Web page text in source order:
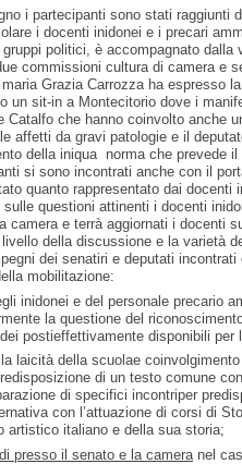
i partecipanti sono stati raggiunti
i docenti inidonei e i precari
politici, è accompagnato dalla
commissioni cultura di camera e
Grazia Carrozza ha espresso
un sit-in a Montecitorio dove i
Catalfo che hanno coinvolto anche
affetti da gravi patologie e il
della iniqua norma che prevede
si sono incontrati anche con il
quanto rappresentato dai
questioni attinenti i docenti
camera e terrà aggiornati i docenti
della discussione e la varietà
dei senatiri e deputati
mobilitazione:
inidonei e del personale precario
la questione del
postieffettivamente disponibili per
laicità della scuolae
di un testo comune
di specifici incontriper
con l’attuazione di corsi di
artistico italiano e della sua storia;
presso il senato e la camera nel